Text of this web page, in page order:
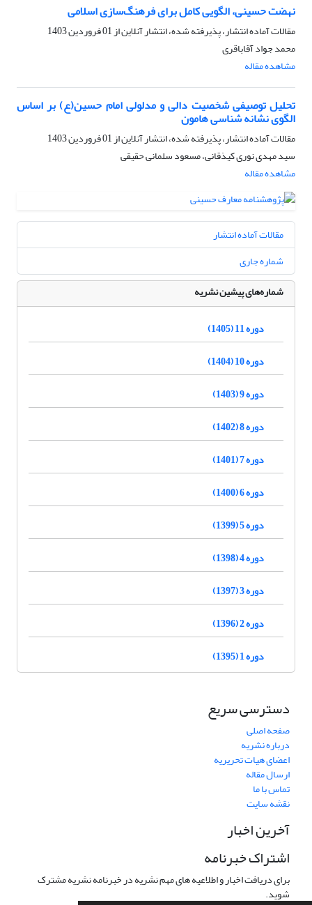
نهضت حسینی، الگویی کامل برای فرهنگ‌سازی اسلامی
مقالات آماده انتشار، پذیرفته شده، انتشار آنلاین از01 فروردین 1403
محمد جواد آقاباقری
مشاهده مقاله
تحلیل توصیفی شخصیت دالی و مدلولی امام حسین(ع) بر اساس
الگوی نشانه شناسی هامون
مقالات آماده انتشار، پذیرفته شده، انتشار آنلاین از01 فروردین 1403
سید مهدی نوری کیذقانی، مسعود سلمانی حقیقی
مشاهده مقاله
مقالات آماده انتشار
شماره جاری
شماره‌های پیشین نشریه
دوره 11 (1405)
دوره 10 (1404)
دوره 9 (1403)
دوره 8 (1402)
دوره 7 (1401)
دوره 6 (1400)
دوره 5 (1399)
دوره 4 (1398)
دوره 3 (1397)
دوره 2 (1396)
دوره 1 (1395)
دسترسی سریع
صفحه اصلی
درباره نشریه
اعضای هیات تحریریه
ارسال مقاله
تماس با ما
نقشه سایت
آخرین اخبار
اشتراک خبرنامه
برای دریافت اخبار و اطلاعیه های مهم نشریه در خبرنامه نشریه مشترک
شوید.